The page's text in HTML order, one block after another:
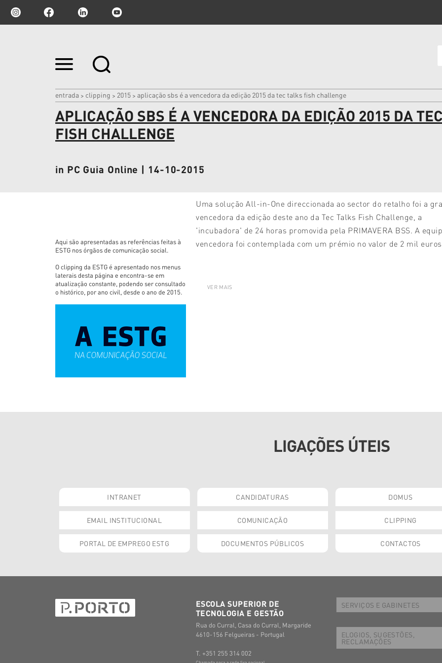
Ir
para
|
Ir
para
a
navegação
entrada > clipping > 2015 > aplicação sbs é a vencedora da edição 2015 da tec talks fish challenge
APLICAÇÃO SBS É A VENCEDORA DA EDIÇÃO 2015 DA
FISH CHALLENGE
in PC Guia Online | 14-10-2015
Uma solução All-in-One direccionada ao sector do retalho foi a
vencedora da edição deste ano da Tec Talks Fish Challenge, a
'incubadora' de 24 horas promovida pela PRIMAVERA BSS. A
vencedora foi contemplada com um prémio no valor de 2 mil
VER MAIS
Aqui são apresentadas as referências feitas à
ESTG nos órgãos de comunicação social.
O clipping da ESTG é apresentado nos menus
laterais desta página e encontra-se em
atualização constante, podendo ser consultado
o histórico, por ano civil, desde o ano de 2015.
LIGAÇÕES ÚTEIS
INTRANET CANDIDATURAS DOMUS
EMAIL INSTITUCIONAL COMUNICAÇÃO CLIPPING
PORTAL DE EMPREGO ESTG DOCUMENTOS PÚBLICOS CONTACTOS
ESCOLA SUPERIOR DE
TECNOLOGIA E GESTÃO
Rua do Curral, Casa do Curral, Margaride
4610-156 Felgueiras - Portugal
T. +351 255 314 002
SERVIÇOS E GABINETES
ELOGIOS, SUGESTÕES,
RECLAMAÇÕES